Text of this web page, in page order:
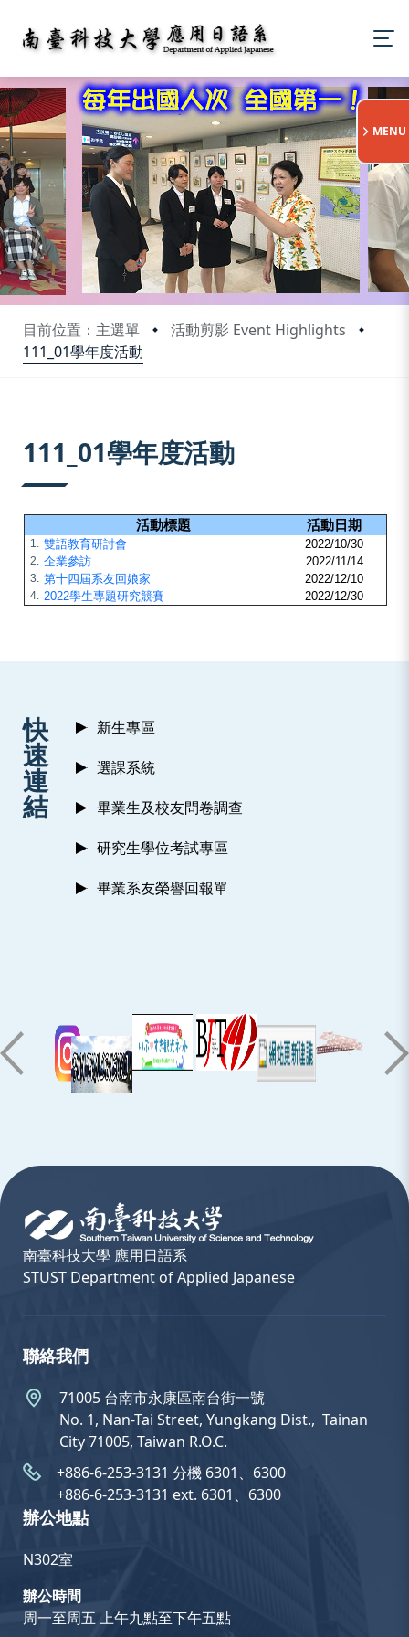
目前位置：主選單
活動剪影 Event Highlights
111_01學年度活動
:::
MENU
111_01學年度活動
活動標題 活動日期
1. 雙語教育研討會 2022/10/30
2. 企業參訪 2022/11/14
3. 第十四屆系友回娘家 2022/12/10
4. 2022學生專題研究競賽 2022/12/30
快
速
連
結
新生專區
選課系統
畢業生及校友問卷調查
研究生學位考試專區
畢業系友榮譽回報單
南臺科技大學 應用日語系
STUST Department of Applied Japanese
聯絡我們
71005 台南市永康區南台街一號
No. 1, Nan-Tai Street, Yungkang Dist.,  Tainan
City 71005, Taiwan R.O.C.
+886-6-253-3131 分機 6301、6300
+886-6-253-3131 ext. 6301、6300
辦公地點
N302室
辦公時間
周一至周五 上午九點至下午五點